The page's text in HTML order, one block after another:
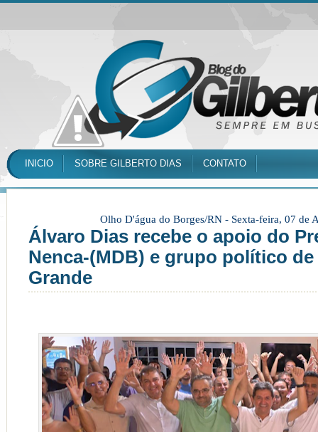
INICIO SOBRE GILBERTO DIAS CONTATO
Olho D'água do Borges/RN - Sexta-feira, 07 de
Álvaro Dias recebe o apoio do
Nenca-(MDB) e grupo político de
Grande